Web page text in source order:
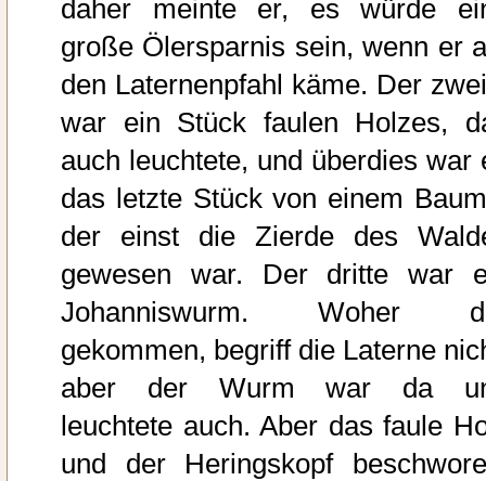
daher meinte er, es würde
große Ölersparnis sein, wenn er
den Laternenpfahl käme. Der
war ein Stück faulen Holzes,
auch leuchtete, und überdies war
das letzte Stück von einem
der einst die Zierde des
gewesen war. Der dritte war
Johanniswurm. Woher
gekommen, begriff die Laterne
aber der Wurm war da
leuchtete auch. Aber das faule
und der Heringskopf